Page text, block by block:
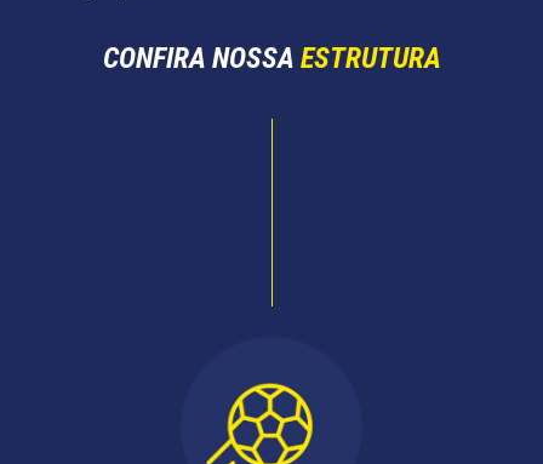
CONFIRA NOSSA ESTRUTURA